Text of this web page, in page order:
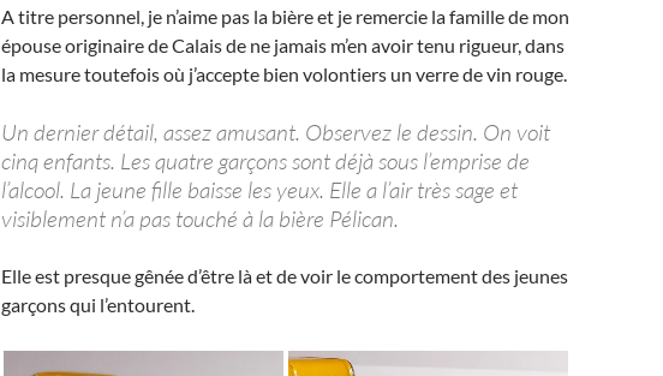
A titre personnel, je n’aime pas la bière et je remercie la famille de mon
épouse originaire de Calais de ne jamais m’en avoir tenu rigueur, dans
la mesure toutefois où j’accepte bien volontiers un verre de vin rouge.
Un dernier détail, assez amusant. Observez le dessin. On voit
cinq enfants. Les quatre garçons sont déjà sous l’emprise de
l’alcool. La jeune fille baisse les yeux. Elle a l’air très sage et
visiblement n’a pas touché à la bière Pélican.
Elle est presque gênée d’être là et de voir le comportement des jeunes
garçons qui l’entourent.